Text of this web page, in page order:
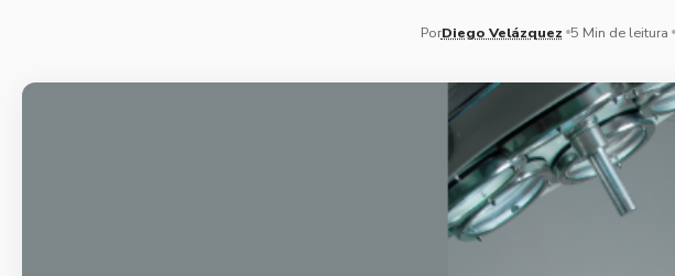
PorDiego Velázquez 5 Min de leitura